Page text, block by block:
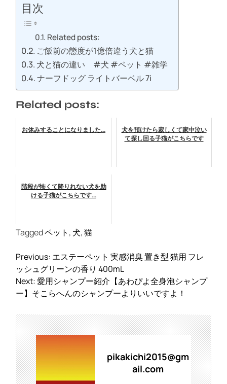
目次
Related posts:
ご飯前の態度が1億倍違う犬と猫
犬と猫の違い #犬 #ペット #雑学
ナーフドッグ ライトバーベル 7i
Related posts:
お休みすることになりました...
犬を預けたら寂しくて家中泣い
て探し回る子猫がこちらです
階段が怖くて降りれない犬を助
ける子猫がこちらです...
Taggedペット , 犬,猫
投
稿
ナ
ビ
ー
シ
ョ
ン
Previous: エステーペット 実感消臭 置き型 猫用 フレ
ッシュグリーンの香り 400mL
Next:愛用シャンプー紹介【あわぴよ全身泡シャンプ
ー】そこらへんのシャンプーよりいいですよ！
pikakichi2015@gm
ail.com